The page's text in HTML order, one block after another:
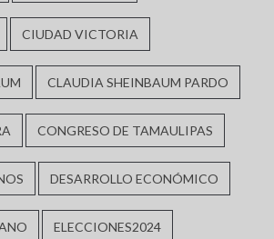
CIUDAD VICTORIA
CLAUDIA SHEINBAUM PARDO
CONGRESO DE TAMAULIPAS
DESARROLLO ECONÓMICO
ELECCIONES2024